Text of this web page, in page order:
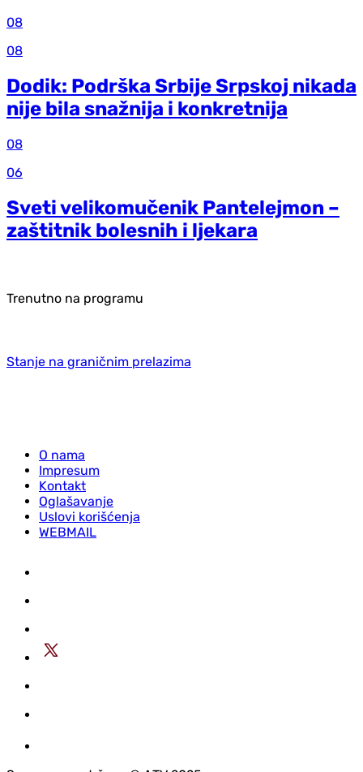
08
08
Dodik: Podrška Srbije Srpskoj nikada
nije bila snažnija i konkretnija
08
06
Sveti velikomučenik Pantelejmon –
zaštitnik bolesnih i ljekara
Trenutno na programu
Stanje na graničnim prelazima
O nama
Impresum
Kontakt
Oglašavanje
Uslovi korišćenja
WEBMAIL